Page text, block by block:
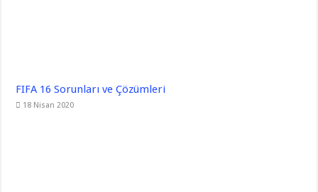
FIFA 16 Sorunları ve Çözümleri
18 Nisan 2020